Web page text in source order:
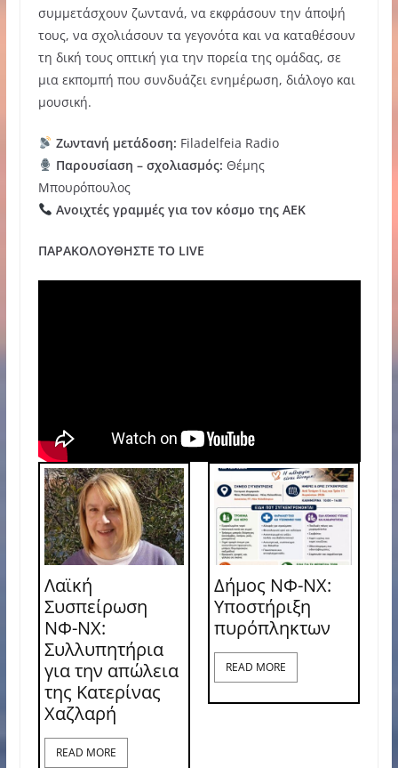
συμμετάσχουν ζωντανά, να εκφράσουν την άποψή
τους, να σχολιάσουν τα γεγονότα και να καταθέσουν
τη δική τους οπτική για την πορεία της ομάδας, σε
μια εκπομπή που συνδυάζει ενημέρωση, διάλογο και
μουσική.
Ζωντανή μετάδοση: Filadelfeia Radio
Παρουσίαση – σχολιασμός: Θέμης
Μπουρόπουλος
Ανοιχτές γραμμές για τον κόσμο της ΑΕΚ
ΠΑΡΑΚΟΛΟΥΘΗΣΤΕ ΤΟ LIVE
Λαϊκή
Συσπείρωση
ΝΦ-ΝΧ:
Συλλυπητήρια
για την απώλεια
της Κατερίνας
Χαζλαρή
READ MORE
Δήμος ΝΦ-ΝΧ:
Υποστήριξη
πυρόπληκτων
READ MORE